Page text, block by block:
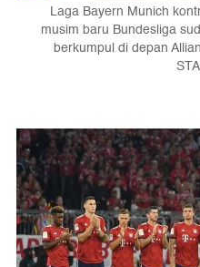
Laga Bayern Munich
musim baru Bundesliga
berkumpul di depan